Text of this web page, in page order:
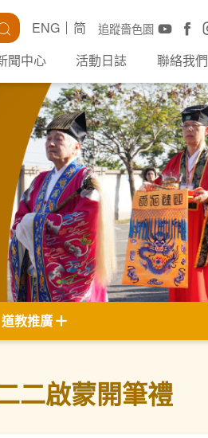
搜尋 追蹤嗇色園
ENG
简
聞中心 活動日誌 聯絡我們
道教推廣
二啟蒙開筆禮